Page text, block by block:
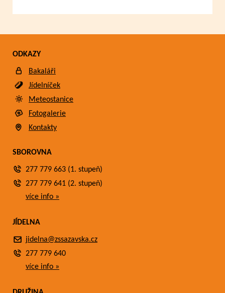
ODKAZY
Bakaláři
Jídelníček
Meteostanice
Fotogalerie
Kontakty
SBOROVNA
277 779 663 (1. stupeň)
277 779 641 (2. stupeň)
více info »
JÍDELNA
jidelna@zssazavska.cz
277 779 640
více info »